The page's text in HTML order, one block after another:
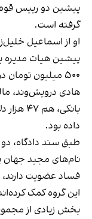
گرفته است.
او از اسماعیل
پیشین هیات مدیره
۵۰۰ میلیون تومان در قالب دلار رشوه دریافت کرده بود.
هادی درویش‌وند،
داده بود.
طبق سند دادگاه، دو
نام‌های مجید جهان
فساد عضویت دارند،
این گروه کمک